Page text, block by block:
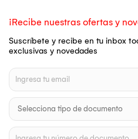
¡Recibe nuestras ofertas y
Suscríbete y recibe en tu inbox
exclusivas y novedades